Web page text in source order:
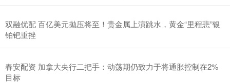
双融优配 百亿美元抛压将至！贵金属上演跳水，黄金“里程悲”银
铂钯重挫
春安配资 加拿大央行二把手：动荡期仍致力于将通胀控制在2%
目标